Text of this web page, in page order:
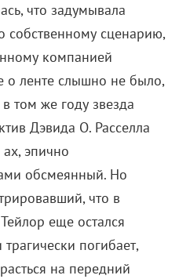
что задумывала
собственному сценарию,
компанией
о ленте слышно не было,
том же году звезда
Дэвида О. Расселла
эпично
обсмеянный. Но
что в
еще остался
погибает,
на передний